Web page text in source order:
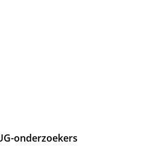
onderzoekers